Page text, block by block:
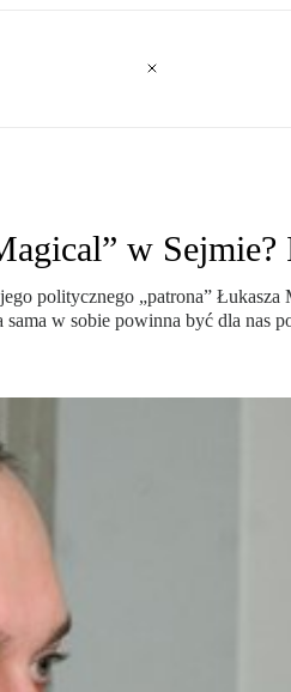
w Sejmie?
politycznego „patrona” Łukasza
w sobie powinna być dla nas